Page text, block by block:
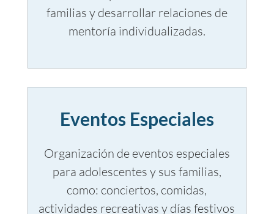
familias y desarrollar relaciones de
mentoría individualizadas.
Eventos Especiales
Organización de eventos especiales
para adolescentes y sus familias,
como: conciertos, comidas,
actividades recreativas y días festivos